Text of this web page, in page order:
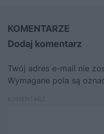
KOMENTARZE
Dodaj komentarz
Twój adres e-mail nie
Wymagane pola są